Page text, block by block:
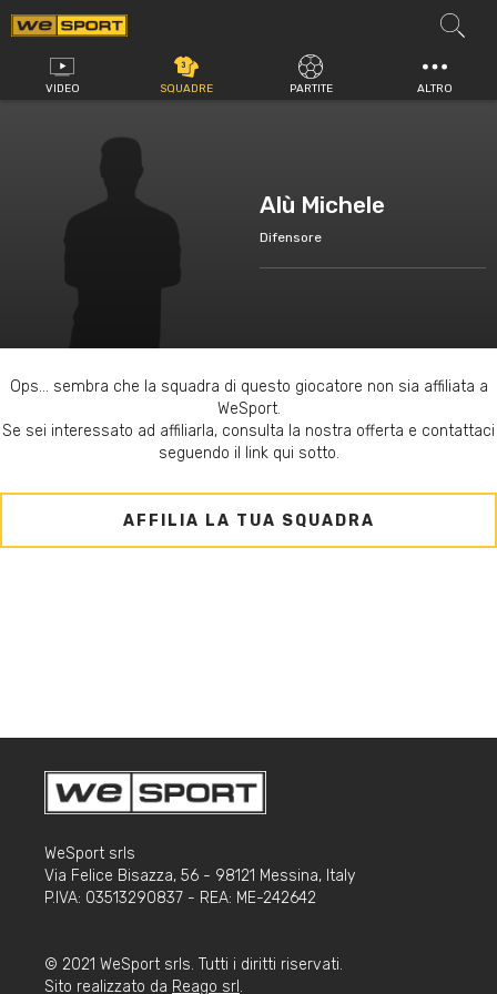
Vai
al
contenuto
VIDEO SQUADRE PARTITE ALTRO
Alù Michele
Difensore
Ops... sembra che la squadra di questo giocatore non sia affiliata a
WeSport.
Se sei interessato ad affiliarla, consulta la nostra offerta e contattaci
seguendo il link qui sotto.
AFFILIA LA TUA SQUADRA
WeSport srls
Via Felice Bisazza, 56 - 98121 Messina, Italy
P.IVA: 03513290837 - REA: ME-242642
© 2021 WeSport srls. Tutti i diritti riservati.
Sito realizzato da Reago srl .